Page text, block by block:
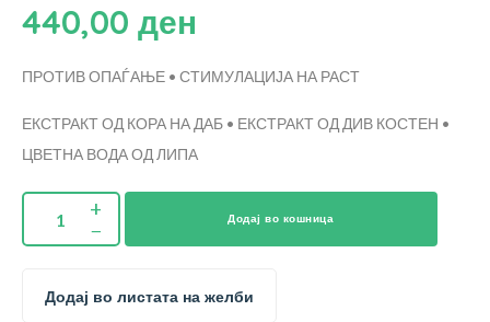
440,00 ден
ПРОТИВ ОПАЃАЊЕ • СТИМУЛАЦИЈА НА РАСТ
ЕКСТРАКТ ОД КОРА НА ДАБ • ЕКСТРАКТ ОД ДИВ КОСТЕН •
ЦВЕТНА ВОДА ОД ЛИПА
Додај во кошница
Додај во листата на желби